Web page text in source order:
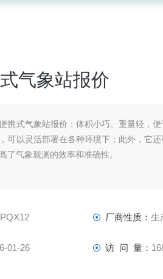
气象站报价
携式气象站报价：体积小巧、重量轻，便
可以灵活部署在各种环境下；此外，它
了气象观测的效率和准确性。
厂商性质： 生
01-26 访 问 量：